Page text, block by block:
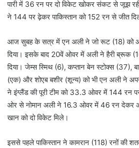
पारी में 36 रन पर दो विकेट खोकर संकट से जूझ
ने 144 पर ढ़ेकर पाकिस्तान को 152 रन से जीत
आज सुबह के सत्र में एन अली ने जो रूट (18) को
दिया। इसके बाद 20वें ओवर में अली ने हैरी ब्रूक
दिया। जेम्स स्मिथ (6), कप्तान बेन स्टोक्स (37),
(एक) और शोएब बशीर (शून्य) को भी एन अली ने
ने इंग्लैंड की पूरी टीम को 33.3 ओवर में 144 रन
ओर से नोमान अली ने 16.3 ओवर में 46 रन देकर
खान को दो विकेट मिले।
इससे पहले पाकिस्तान ने कामरान (118) रनों की